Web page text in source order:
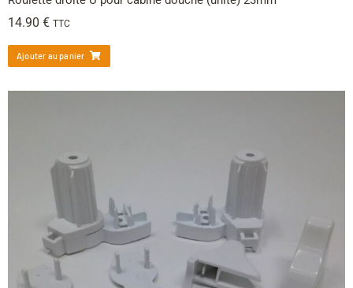
14.90 € TTC
Ajouter au panier